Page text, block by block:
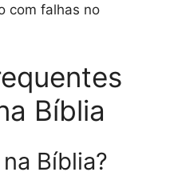
com falhas no
Bíblia
Bíblia?